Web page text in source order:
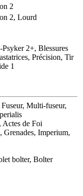
2
2, Lourd
2+, Blessures
Précision, Tir
1
Multi-fuseur,
Actes de Foi
Grenades, Imperium,
bolter, Bolter